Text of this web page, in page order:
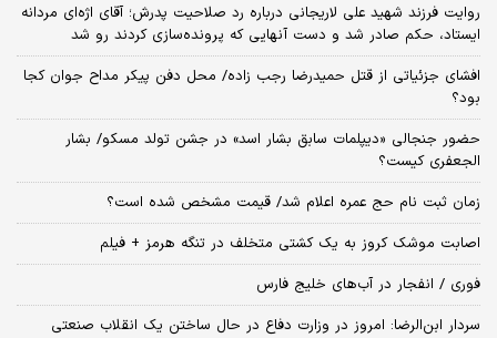
روایت فرزند شهید علی لاریجانی درباره رد صلاحیت پدرش؛ آقای اژه‌ای مردانه
ایستاد، حکم صادر شد و دست آنهایی که پرونده‌سازی کردند رو شد
افشای جزئیاتی از قتل حمیدرضا رجب زاده/ محل دفن پیکر مداح جوان کجا
بود؟
حضور جنجالی «دیپلمات سابق بشار اسد» در جشن تولد مسکو/ بشار
الجعفری کیست؟
زمان ثبت‌ نام حج عمره اعلام شد/ قیمت مشخص شده است؟
اصابت موشک کروز به یک کشتی متخلف در تنگه هرمز + فیلم
فوری / انفجار در آب‌های خلیج فارس
سردار ابن‌الرضا: امروز در وزارت دفاع در حال ساختن یک انقلاب صنعتی